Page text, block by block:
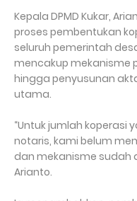
Kepala DPMD Kukar,
proses pembentukan
seluruh pemerintah
mencakup mekanisme
hingga penyusunan
utama.
“Untuk jumlah
notaris, kami belum
dan mekanisme sudah
Arianto.